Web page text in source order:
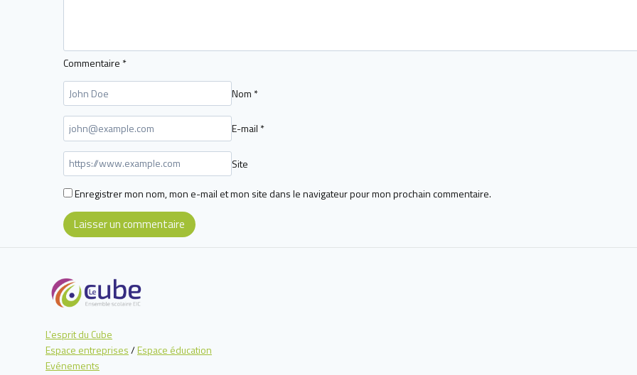
Commentaire *
Nom *
E-mail *
Site
Enregistrer mon nom, mon e-mail et mon site dans le navigateur pour mon prochain commentaire.
L'esprit du Cube
Espace entreprises/Espace éducation
Evénements